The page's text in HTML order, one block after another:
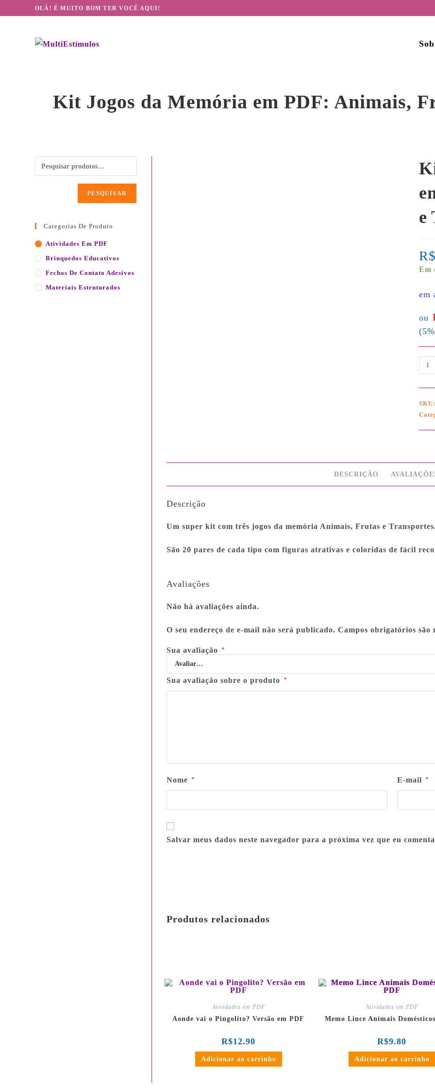
OLÁ! É MUITO BOM TER VOCÊ AQUI!
Kit Jogos da Memória em PDF: Animais,
e
Em
em
ou
DESCRIÇÃO
Descrição
Um super kit com três jogos da memória Animais, Frutas e
São 20 pares de cada tipo com figuras atrativas e coloridas de fácil
Avaliações
Não há avaliações ainda.
O seu endereço de e-mail não será publicado. Campos obrigatórios são
Sua avaliação *
Sua avaliação sobre o produto *
Nome * E-mail *
Salvar meus dados neste navegador para a próxima vez que eu
Produtos relacionados
Atividades em PDF
Aonde vai o Pingolito? Versão em PDF
R$12.90
Adicionar ao carrinho
Atividades em PDF
Memo Lince Animais
R$9.80
Adicionar ao carrinho
PESQUISAR
Categorias De Produto
Atividades Em PDF
Brinquedos Educativos
Fechos De Contato Adesivos
Materiais Estruturados